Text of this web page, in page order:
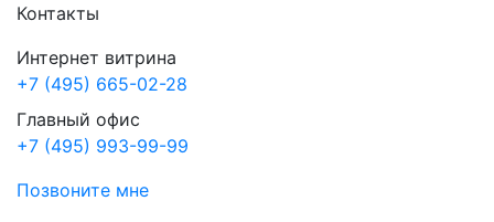
Контакты
Интернет витрина
+7 (495) 665-02-28
Главный офис
+7 (495) 993-99-99
Позвоните мне